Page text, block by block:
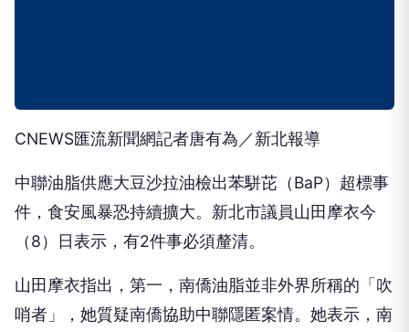
CNEWS匯流新聞網記者唐有為／新北報導
中聯油脂供應大豆沙拉油檢出苯駢芘（BaP）超標事
件，食安風暴恐持續擴大。新北市議員山田摩衣今
（8）日表示，有2件事必須釐清。
山田摩衣指出，第一，南僑油脂並非外界所稱的「吹
哨者」，她質疑南僑協助中聯隱匿案情。她表示，南